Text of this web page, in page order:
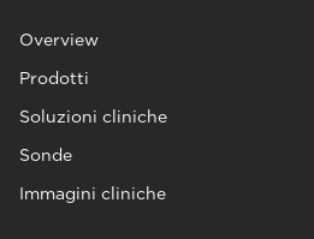
Overview
Prodotti
Soluzioni cliniche
Sonde
Immagini cliniche